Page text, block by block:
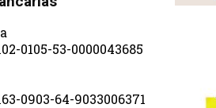
0105-53-0000043685
0903-64-9033006371